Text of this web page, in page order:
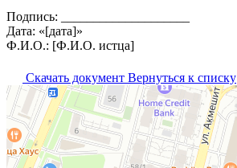
Подпись: ____________________
Дата: «[дата]»
Ф.И.О.: [Ф.И.О. истца]
Скачать документ Вернуться к списку